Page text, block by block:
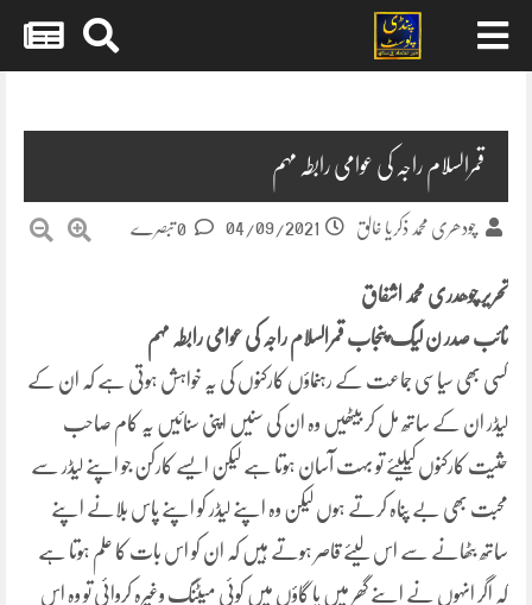
قمرالسلام راجہ کی عوامی رابطہ مہم
چودھری محمد ذکریا خالق 04/09/2021
تحریر چوھدری محمد اشفاق
نائب صدر ن لیگ پنجاب قمرالسلام راجہ کی عوامی رابطہ مہم
کسی بھی سیاسی جماعت کے رہنماؤں کارکنوں کی یہ خواہش ہوتی ہے کہ ان کے
لیڈر ان کے ساتھ مل کر بیٹھیں وہ ان کی سنیں اپنی سنائیں یہ کام صاحب
حثیت کارکنوں کیلیئے تو بہت آسان ہوتا ہے لیکن ایسے کارکن جو اپنے لیڈر سے
محبت بھی بے پناہ کرتے ہوں لیکن وہ اپنے لیڈر کو اپنے پاس بلانے اپنے
ساتھ بٹھانے سے اس لیئے قاصر ہوتے ہیں کہ ان کو اس بات کا علم ہوتا ہے
کہ اگر انہوں نے اپنے گھر میں یا گاؤں میں کوئی میٹنگ وغیرہ کروائی تو وہ اس